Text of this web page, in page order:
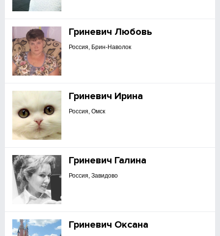
Гриневич Любовь
Россия, Брин-Наволок
Гриневич Ирина
Россия, Омск
Гриневич Галина
Россия, Завидово
Гриневич Оксана